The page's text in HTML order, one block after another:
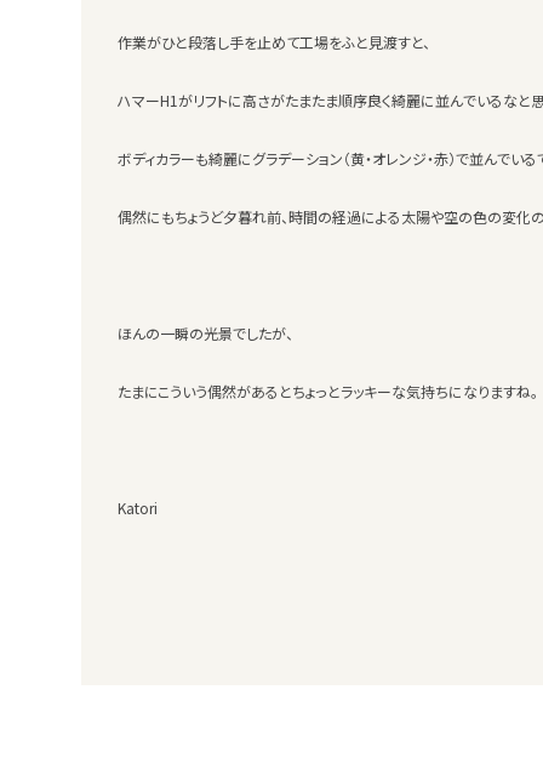
作業がひと段落し手を止めて工場をふと見渡すと、
ハマーH1がリフトに高さがたまたま順序良く綺麗に並んでいるなと思
ボディカラーも綺麗にグラデーション（黄・オレンジ・赤）で並んでい
偶然にもちょうど夕暮れ前、時間の経過による太陽や空の色の変化
ほんの一瞬の光景でしたが、
たまにこういう偶然があるとちょっとラッキーな気持ちになりますね。
Katori